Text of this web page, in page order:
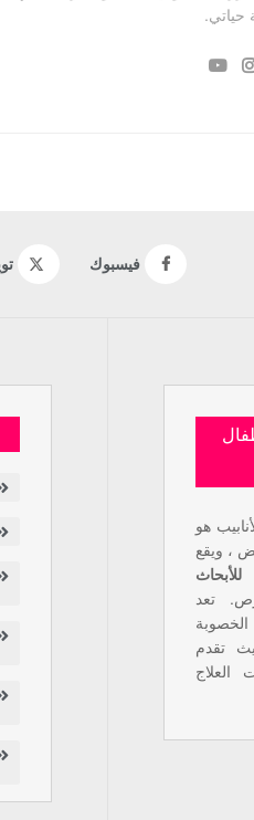
حياتي.
فيسبوك
هو
، ويقع
تعد
تقدم